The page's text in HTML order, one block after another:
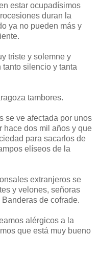
estar ocupadísimos
duran la
ya no pueden más y
triste y solemne y
silencio y tanta
tambores.
se ve afectada por unos
hace dos mil años y que
para sacarlos de
elíseos de la
extranjeros se
y velones, señoras
Banderas de cofrade.
alérgicos a la
que está muy bueno